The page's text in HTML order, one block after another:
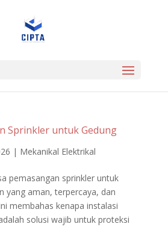
Sprinkler untuk Gedung
| Mekanikal Elektrikal
pemasangan sprinkler untuk
yang aman, terpercaya, dan
membahas kenapa instalasi
solusi wajib untuk proteksi